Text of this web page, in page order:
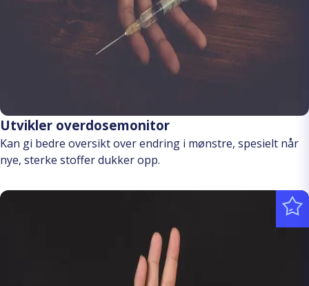
Utvikler overdosemonitor
Kan gi bedre oversikt over endring i mønstre, spesielt når
nye, sterke stoffer dukker opp.